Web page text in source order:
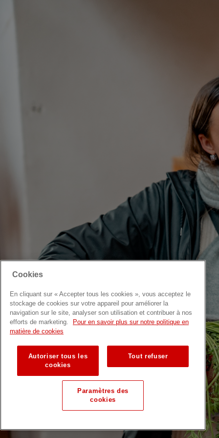
Cookies
En cliquant sur « Accepter tous les cookies », vous acceptez le
stockage de cookies sur votre appareil pour améliorer la
navigation sur le site, analyser son utilisation et contribuer à nos
efforts de marketing.
Pour en savoir plus sur notre politique en
matière de cookies
Autoriser tous les
cookies
Tout refuser
Paramètres des
cookies